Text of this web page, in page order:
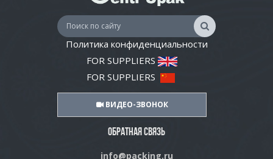
Политика конфиденциальности
FOR SUPPLIERS
FOR SUPPLIERS
ВИДЕО-ЗВОНОК
ОБРАТНАЯ СВЯЗЬ
info@packing.ru